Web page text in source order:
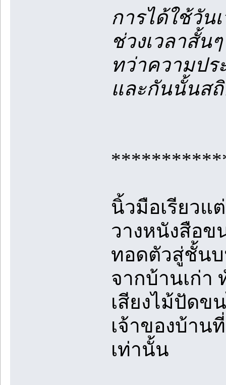
การได้ใช้วัน
ช่วงเวลาสั้นๆ
ทว่าความปร
และกันนั้นสถิ
นิ้วมือเรียวแ
วางหนังสือข
ทอดตัวสู่ชั้นบ
จากบ้านเก่า
เสียงไม้ปัดข
เจ้าของบ้าน
เท่านั้น